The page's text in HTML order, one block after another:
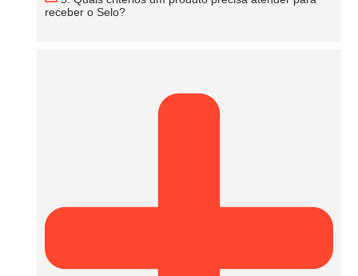
receber o Selo?